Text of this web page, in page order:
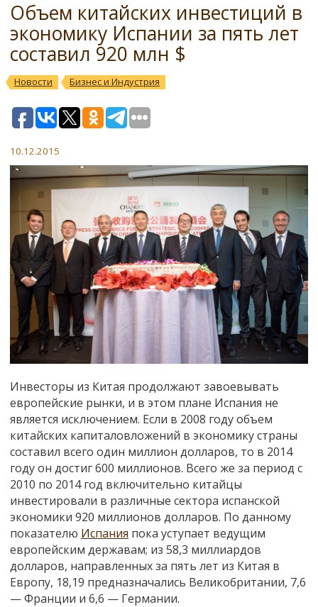
Объем китайских инвестиций в
экономику Испании за пять лет
составил 920 млн $
Новости Бизнес и Индустрия
10.12.2015
Инвесторы из Китая продолжают завоевывать
европейские рынки, и в этом плане Испания не
является исключением. Если в 2008 году объем
китайских капиталовложений в экономику страны
составил всего один миллион долларов, то в 2014
году он достиг 600 миллионов. Всего же за период с
2010 по 2014 год включительно китайцы
инвестировали в различные сектора испанской
экономики 920 миллионов долларов. По данному
показателю Испания пока уступает ведущим
европейским державам; из 58,3 миллиардов
долларов, направленных за пять лет из Китая в
Европу, 18,19 предназначались Великобритании, 7,6
— Франции и 6,6 — Германии.